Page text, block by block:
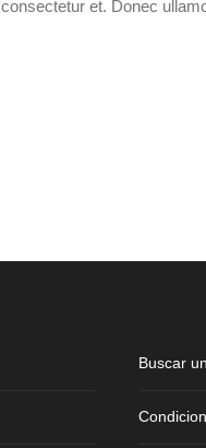
consectetur et. Donec
Buscar